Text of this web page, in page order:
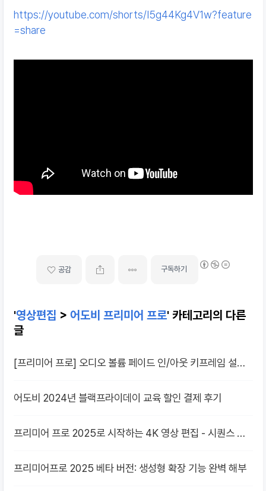
https://youtube.com/shorts/I5g44Kg4V1w?feature
=share
공감 구독하기
'영상편집 > 어도비 프리미어 프로' 카테고리의 다른
글
[프리미어 프로] 오디오 볼륨 페이드 인/아웃 키프레임 설정
어도비 2024년 블랙프라이데이 교육 할인 결제 후기
프리미어 프로 2025로 시작하는 4K 영상 편집 - 시퀀스 설
프리미어프로 2025 베타 버전: 생성형 확장 기능 완벽 해부